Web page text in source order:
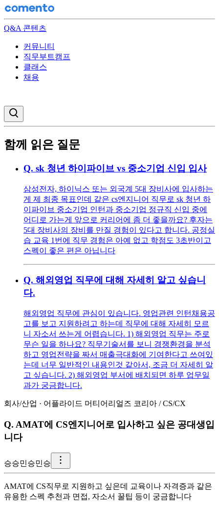
Q&A 콘텐츠
커뮤니티
직무부트캠프
클래스
채용
함께 읽은 질문
Q. sk 청년 하이파이브 vs 중소기업 신입 입사
삼성전자, 하이닉스 또는 외국계 5대 장비사에 입사하는
게 제 최종 목표인데 같은 cs엔지니어 직무로 sk 청년 하
이파이브 중소기업 인턴과 중소기업 정규직 신입 중에
어디로 가는게 앞으로 커리어에 좀 더 좋을까요? 후자는
5대 장비사의 장비를 만질 경험이 있다고 합니다. 공정실
습 교육 1번에 직무 경험은 아예 없고 학점도 3초반이고
스펙이 좋은 편은 아닙니다
Q. 해외영업 직무에 대해 자세히 알고 싶습니
다.
해외영업 직무에 관심이 있습니다. 영업관련 인턴채용공
고를 보고 지원하려고 하는데 직무에 대해 자세히 모르
니 자소서 쓰는게 어렵습니다. 1) 해외영업 직무는 주로
무슨 일을 하나요? 직무기술서를 보니 경쟁환경을 분석
하고 영업전략을 짜서 매출극대화에 기여한다고 쓰여있
는데 너무 일반적인 내용인것 같아서, 조금 더 자세히 알
고 싶습니다. 2) 해외영업 부서에 배치되면 하루 업무일
과가 궁금합니다.
회사/산업 · 어플라이드 머티어리얼즈 코리아 /CS/CX
Q. AMAT에 CS엔지니어로 입사하고 싶은 공대생입
니다
승승민승민승
AMAT에 CS직무로 지원하고 싶은데 교육이나 자격증과 같은
유용한 스펙 추천과 면접, 자소서 꿀팁 등이 궁금합니다